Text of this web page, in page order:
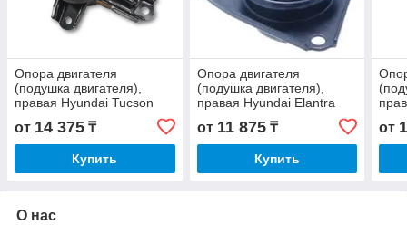
Опора двигателя
(подушка двигателя),
правая Hyundai Tucson
от 14 375 ₸
Купить
Опора двигателя
(подушка двигателя),
правая Hyundai Elantra
от 11 875₸
Купить
от
О нас